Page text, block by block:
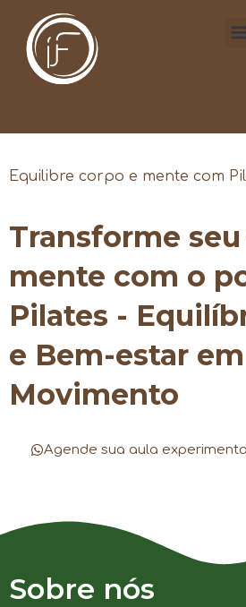
Equilibre corpo e mente com
Transforme
mente com o
Pilates -
e Bem-estar
Movimento
Agende sua aula
Sobre nós